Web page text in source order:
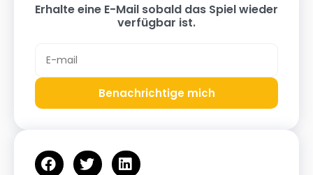
Erhalte eine E-Mail sobald das Spiel wieder
verfügbar ist.
Benachrichtige mich